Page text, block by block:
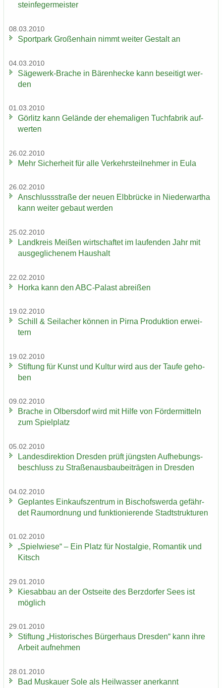
stein­fe­ger­meis­ter
08.03.2010
Sport­park Gro­ßen­hain nimmt wei­ter Ge­stalt an
04.03.2010
Sägewerk-​Brache in Bä­ren­he­cke kann be­sei­tigt wer­
den
01.03.2010
Gör­litz kann Ge­län­de der ehe­ma­li­gen Tuch­fa­brik auf­
wer­ten
26.02.2010
Mehr Si­cher­heit für alle Ver­kehrs­teil­neh­mer in Eula
26.02.2010
An­schluss­stra­ße der neuen Elb­brü­cke in Nie­der­wartha
kann wei­ter ge­baut wer­den
25.02.2010
Land­kreis Mei­ßen wirt­schaf­tet im lau­fen­den Jahr mit
aus­ge­gli­che­nem Haus­halt
22.02.2010
Horka kann den ABC-​Palast ab­rei­ßen
19.02.2010
Schill & Seil­a­cher kön­nen in Pirna Pro­duk­ti­on er­wei­
tern
19.02.2010
Stif­tung für Kunst und Kul­tur wird aus der Taufe ge­ho­
ben
09.02.2010
Bra­che in Ol­bers­dorf wird mit Hilfe von För­der­mit­teln
zum Spiel­platz
05.02.2010
Lan­des­di­rek­ti­on Dres­den prüft jüngs­ten Auf­he­bungs­
be­schluss zu Stra­ßen­aus­bau­bei­trä­gen in Dres­den
04.02.2010
Ge­plan­tes Ein­kaufs­zen­trum in Bi­schofs­wer­da ge­fähr­
det Raum­ord­nung und funk­tio­nie­ren­de Stadt­struk­tu­ren
01.02.2010
„Spiel­wie­se“ – Ein Platz für Nost­al­gie, Ro­man­tik und
Kitsch
29.01.2010
Kies­ab­bau an der Ost­sei­te des Berz­dor­fer Sees ist
mög­lich
29.01.2010
Stif­tung „His­to­ri­sches Bür­ger­haus Dres­den“ kann ihre
Ar­beit auf­neh­men
28.01.2010
Bad Mus­kau­er Sole als Heil­was­ser an­er­kannt